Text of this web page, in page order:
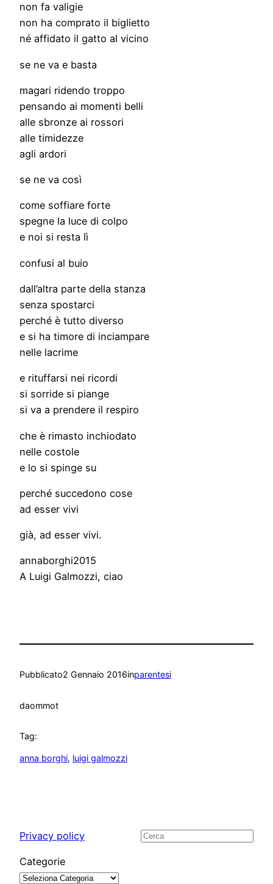
non fa valigie
non ha comprato il biglietto
né affidato il gatto al vicino
se ne va e basta
magari ridendo troppo
pensando ai momenti belli
alle sbronze ai rossori
alle timidezze
agli ardori
se ne va così
come soffiare forte
spegne la luce di colpo
e noi si resta lì
confusi al buio
dall’altra parte della stanza
senza spostarci
perché è tutto diverso
e si ha timore di inciampare
nelle lacrime
e rituffarsi nei ricordi
si sorride si piange
si va a prendere il respiro
che è rimasto inchiodato
nelle costole
e lo si spinge su
perché succedono cose
ad esser vivi
già, ad esser vivi.
annaborghi2015
A Luigi Galmozzi, ciao
Pubblicato2 Gennaio 2016inparentesi
daommot
Tag:
anna borghi, luigi galmozzi
Privacy policy Cerca
Categorie